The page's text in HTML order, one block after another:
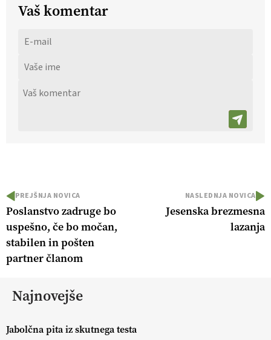
Vaš komentar
PREJŠNJA NOVICA
Poslanstvo zadruge bo
uspešno, če bo močan,
stabilen in pošten
partner članom
NASLEDNJA NOVICA
Jesenska brezmesna
lazanja
Najnovejše
Jabolčna pita iz skutnega testa